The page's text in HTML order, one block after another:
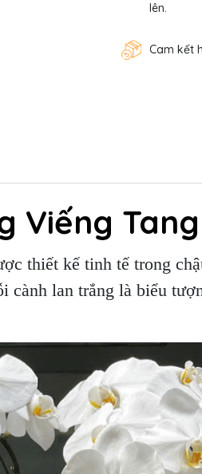
lên.
Cam kết
Viếng
thiết kế tinh tế trong
lan trắng là biểu